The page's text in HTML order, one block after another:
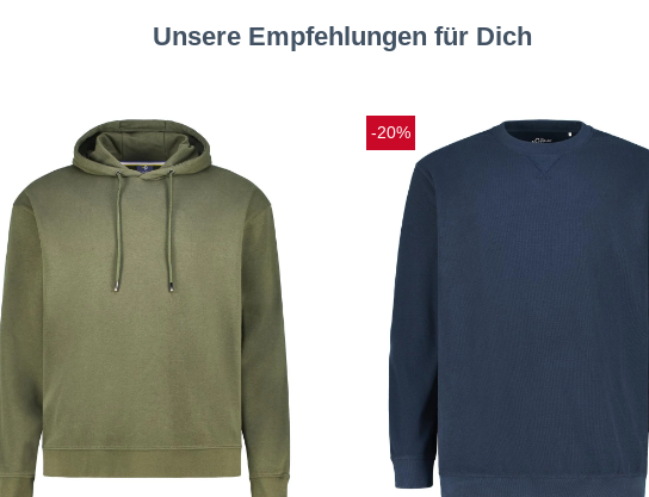
Unsere Empfehlungen für Dich
-20%